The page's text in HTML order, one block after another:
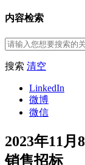
内容检索
搜索 清空
LinkedIn
微博
微信
2023年11
销售招标